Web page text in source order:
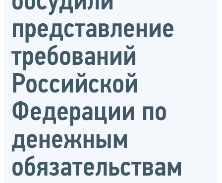
представление
требований
Российской
Федерации по
денежным
обязательствам